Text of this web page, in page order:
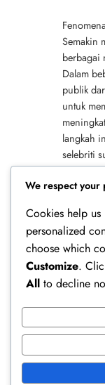
Semakin
berbagai
Dalam
publik
untuk
langkah
selebriti
kuat.
2026…
Ferry Doedens
Profile
We respect your
Cookies help
personalized
choose which
Customize.
All to decline